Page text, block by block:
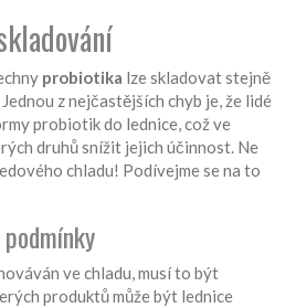
probiotika lze skladovat stejně
z nejčastějších chyb je, že lidé
probiotik do lednice, což ve
druhů snížit jejich účinnost. Ne
chladu! Podívejme se na to
ve chladu, musí to být
produktů může být lednice